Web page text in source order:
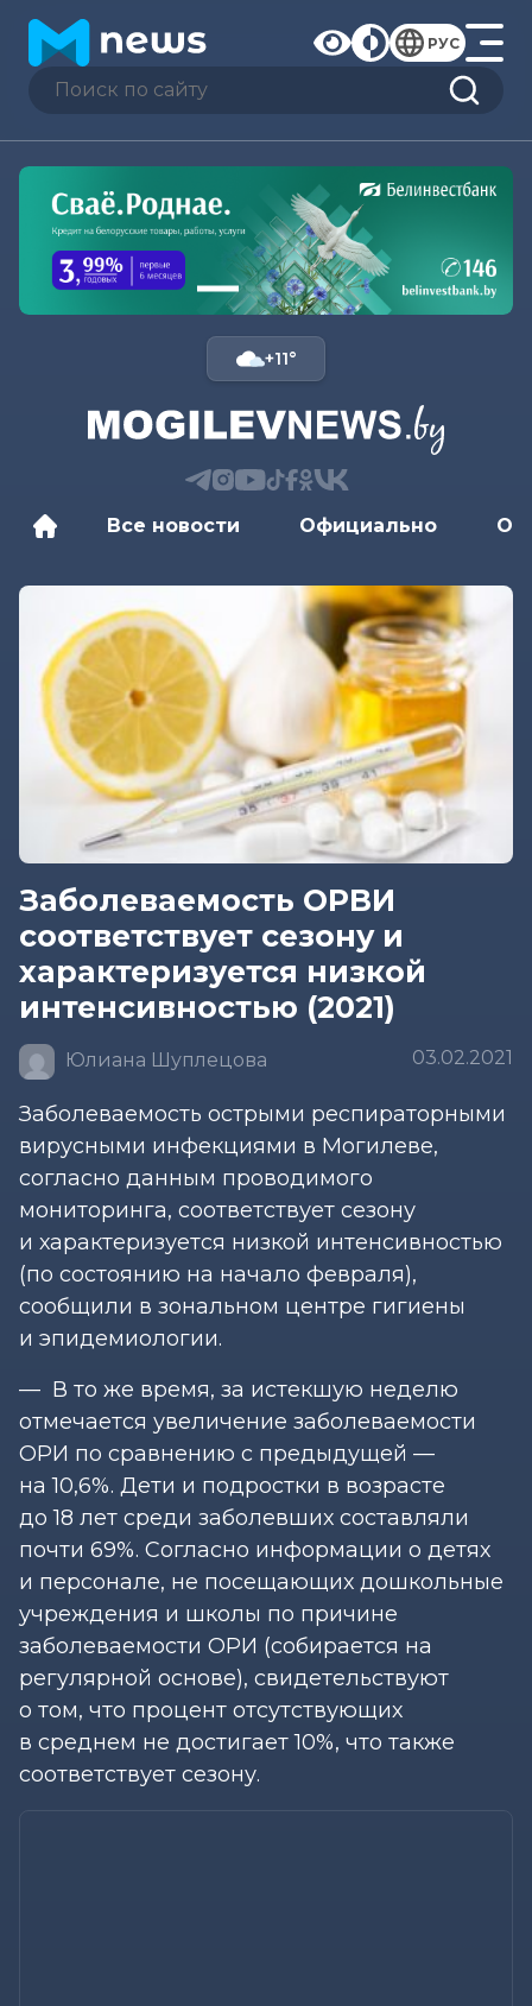
РУС
+11°
Все новости Официально
Заболеваемость ОРВИ
соответствует сезону и
характеризуется низкой
интенсивностью (2021)
Юлиана Шуплецова 03.02.2021
Заболеваемость острыми респираторными
вирусными инфекциями в Могилеве,
согласно данным проводимого
мониторинга, соответствует сезону
и характеризуется низкой интенсивностью
(по состоянию на начало февраля),
сообщили в зональном центре гигиены
и эпидемиологии.
— В то же время, за истекшую неделю
отмечается увеличение заболеваемости
ОРИ по сравнению с предыдущей —
на 10,6%. Дети и подростки в возрасте
до 18 лет среди заболевших составляли
почти 69%. Согласно информации о детях
и персонале, не посещающих дошкольные
учреждения и школы по причине
заболеваемости ОРИ (собирается на
регулярной основе), свидетельствуют
о том, что процент отсутствующих
в среднем не достигает 10%, что также
соответствует сезону.